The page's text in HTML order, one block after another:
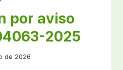
por aviso
2025
de 2026